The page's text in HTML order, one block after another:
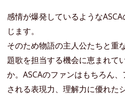
感情が爆発しているような
じます。
そのため物語の主人公たちと重
題歌を担当する機会に恵まれて
か。ASCAのファンはもちろん
される表現力、理解力に優れた